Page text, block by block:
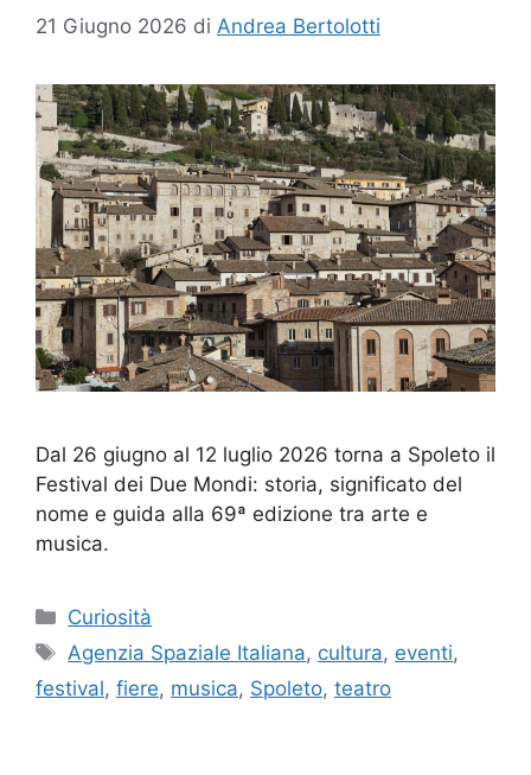
21 Giugno 2026 di Andrea Bertolotti
Dal 26 giugno al 12 luglio 2026 torna a Spoleto il
Festival dei Due Mondi: storia, significato del
nome e guida alla 69ª edizione tra arte e
musica.
Categorie
Curiosità
Tag
Agenzia Spaziale Italiana, cultura, eventi,
festival, fiere, musica, Spoleto, teatro